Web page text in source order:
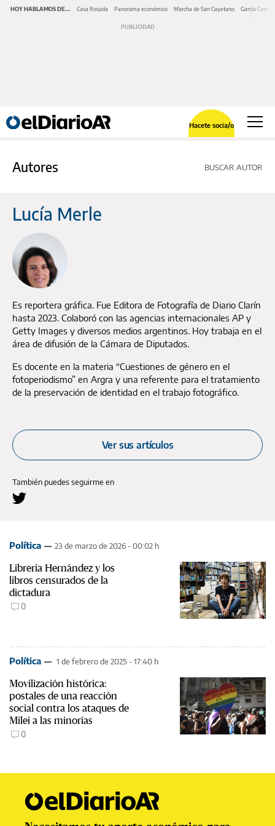
HOY HABLAMOS DE... Casa Rosada Panorama económico Marcha de San Cayetano García Cuerva
Hacete socia/o
Autores BUSCAR AUTOR
Lucía Merle
Es reportera gráfica. Fue Editora de Fotografía de Diario Clarín
hasta 2023. Colaboró con las agencias internacionales AP y
Getty Images y diversos medios argentinos. Hoy trabaja en el
área de difusión de la Cámara de Diputados.
Es docente en la materia “Cuestiones de género en el
fotoperiodismo” en Argra y una referente para el tratamiento
de la preservación de identidad en el trabajo fotográfico.
Ver sus artículos
También puedes seguirme en
Política 23 de marzo de 2026 - 00:02 h
Librería Hernández y los
libros censurados de la
dictadura
0
Política 1 de febrero de 2025 - 17:40 h
Movilización histórica:
postales de una reacción
social contra los ataques de
Milei a las minorías
0